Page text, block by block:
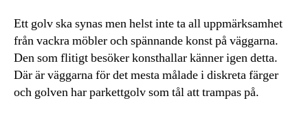
Ett golv ska synas men helst inte ta all uppmärksamhet
från vackra möbler och spännande konst på väggarna.
Den som flitigt besöker konsthallar känner igen detta.
Där är väggarna för det mesta målade i diskreta färger
och golven har parkettgolv som tål att trampas på.